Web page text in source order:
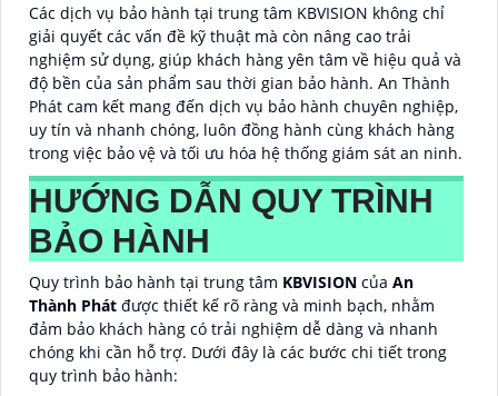
Các dịch vụ bảo hành tại trung tâm KBVISION không chỉ
giải quyết các vấn đề kỹ thuật mà còn nâng cao trải
nghiệm sử dụng, giúp khách hàng yên tâm về hiệu quả và
độ bền của sản phẩm sau thời gian bảo hành. An Thành
Phát cam kết mang đến dịch vụ bảo hành chuyên nghiệp,
uy tín và nhanh chóng, luôn đồng hành cùng khách hàng
trong việc bảo vệ và tối ưu hóa hệ thống giám sát an ninh.
HƯỚNG DẪN QUY TRÌNH
BẢO HÀNH
Quy trình bảo hành tại trung tâm KBVISION của An
Thành Phát được thiết kế rõ ràng và minh bạch, nhằm
đảm bảo khách hàng có trải nghiệm dễ dàng và nhanh
chóng khi cần hỗ trợ. Dưới đây là các bước chi tiết trong
quy trình bảo hành: